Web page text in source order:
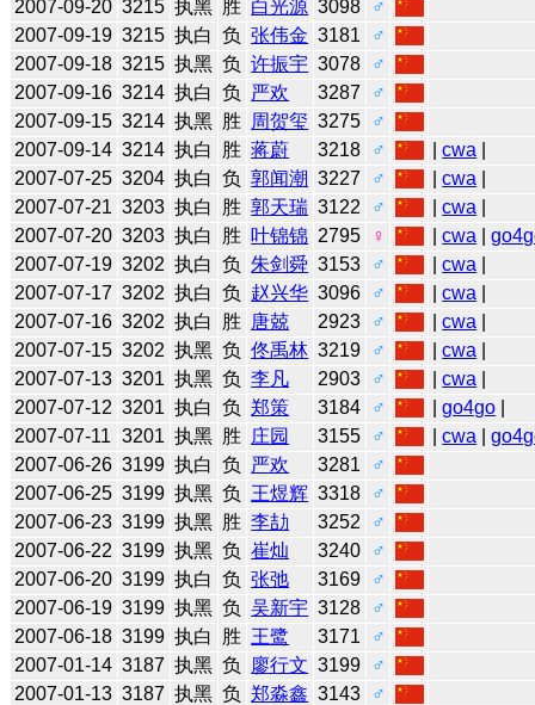
2007-09-20 3215 执黑 胜 白光源 3098
♂
2007-09-19 3215 执白 负 张伟金 3181
♂
2007-09-18 3215 执黑 负 许振宇 3078
♂
2007-09-16 3214 执白 负 严欢 3287
♂
2007-09-15 3214 执黑 胜 周贺玺 3275
♂
2007-09-14 3214 执白 胜 蒋蔚 3218 ♂ |cwa
2007-07-25 3204 执白 负 郭闻潮 3227 ♂ |cwa
2007-07-21 3203 执白 胜 郭天瑞 3122 ♂ |cwa
2007-07-20 3203 执白 胜 叶锦锦 2795 ♀ |cwa |
2007-07-19 3202 执白 负 朱剑舜 3153 ♂ |cwa
2007-07-17 3202 执白 负 赵兴华 3096 ♂ |cwa
2007-07-16 3202 执白 胜 唐兢 2923 ♂ |cwa
2007-07-15 3202 执黑 负 佟禹林 3219 ♂ |cwa
2007-07-13 3201 执黑 负 李凡 2903 ♂ |cwa
2007-07-12 3201 执白 负 郑策 3184 ♂ |go4go
2007-07-11 3201 执黑 胜 庄园 3155 ♂ |cwa |
2007-06-26 3199 执白 负 严欢 3281
♂
2007-06-25 3199 执黑 负 王煜辉 3318
♂
2007-06-23 3199 执黑 胜 李劼 3252
♂
2007-06-22 3199 执黑 负 崔灿 3240
♂
2007-06-20 3199 执白 负 张弛 3169
♂
2007-06-19 3199 执黑 负 吴新宇 3128
♂
2007-06-18 3199 执白 胜 王鹭 3171
♂
2007-01-14 3187 执黑 负 廖行文 3199
♂
2007-01-13 3187 执黑 负 郑淼鑫 3143
♂